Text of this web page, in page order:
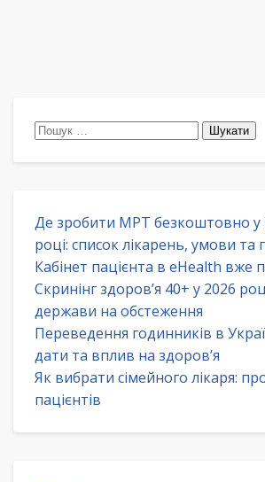
Пошук:
Де зробити МРТ безкоштовно у
році: список лікарень, умови та
Кабінет пацієнта в eHealth вже
Скринінг здоров’я 40+ у 2026
держави на обстеження
Переведення годинників в
дати та вплив на здоров’я
Як вибрати сімейного лікаря:
пацієнтів